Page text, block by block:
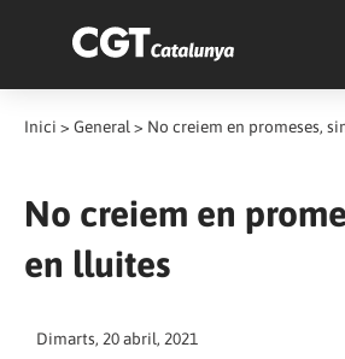
Inici > General > No creiem en promeses,
No creiem en
en lluites
Dimarts, 20 abril, 2021